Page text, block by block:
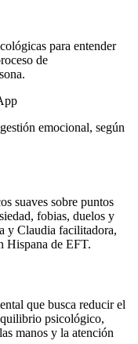
para entender
de
emocional, según
suaves sobre puntos
fobias, duelos y
y Claudia facilitadora,
Hispana de EFT.
que busca reducir el
psicológico,
manos y la atención